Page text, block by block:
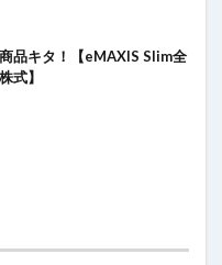
品キタ！【eMAXIS Slim全
式】